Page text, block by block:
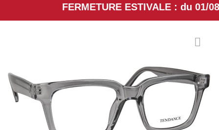
FERMETURE ESTIVALE : du 01/08/